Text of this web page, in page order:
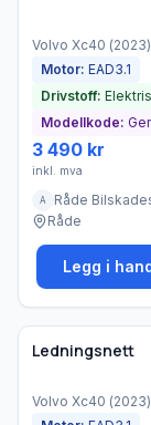
Volvo Xc40 (2023)
Motor: EAD3.1
Drivstoff:
Modellkode:
3 490 kr
inkl. mva
A
Råde
Råde
Legg i
Brukt -
Bedrift
Ledningsnett
Volvo Xc40 (2023)